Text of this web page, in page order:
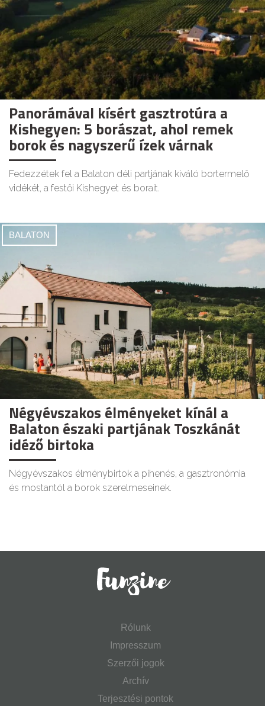
Panorámával kísért gasztrotúra a
Kishegyen: 5 borászat, ahol remek
borok és nagyszerű ízek várnak
Fedezzétek fel a Balaton déli partjának kiváló bortermelő
vidékét, a festői Kishegyet és borait.
BALATON
Négyévszakos élményeket kínál a
Balaton északi partjának Toszkánát
idéző birtoka
Négyévszakos élménybirtok a pihenés, a gasztronómia
és mostantól a borok szerelmeseinek.
Rólunk
Impresszum
Szerzői jogok
Archív
Terjesztési pontok